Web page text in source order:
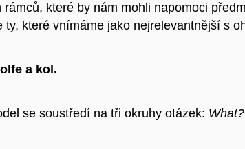
rámců, které by nám mohli napomoci
ty, které vnímáme jako nejrelevantnější s
a kol.
se soustředí na tři okruhy otázek: What?